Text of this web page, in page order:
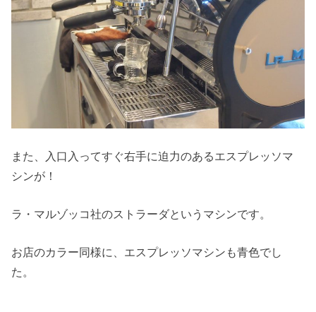
また、入口入ってすぐ右手に迫力のあるエスプレッソマ
シンが！
ラ・マルゾッコ社のストラーダというマシンです。
お店のカラー同様に、エスプレッソマシンも青色でし
た。